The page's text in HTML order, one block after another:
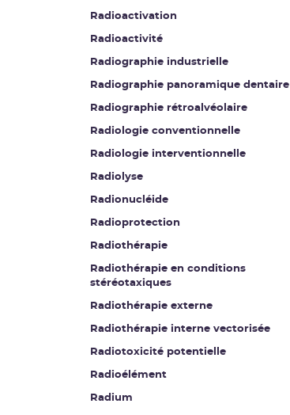
Radioactivation
Radioactivité
Radiographie industrielle
Radiographie panoramique dentaire
Radiographie rétroalvéolaire
Radiologie conventionnelle
Radiologie interventionnelle
Radiolyse
Radionucléide
Radioprotection
Radiothérapie
Radiothérapie en conditions
stéréotaxiques
Radiothérapie externe
Radiothérapie interne vectorisée
Radiotoxicité potentielle
Radioélément
Radium